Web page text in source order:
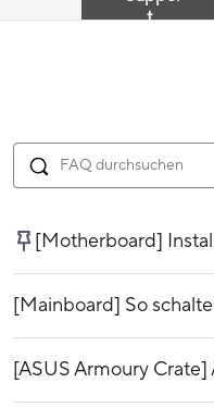
t
[Motherboard]
[Mainboard] So
[ASUS Armoury